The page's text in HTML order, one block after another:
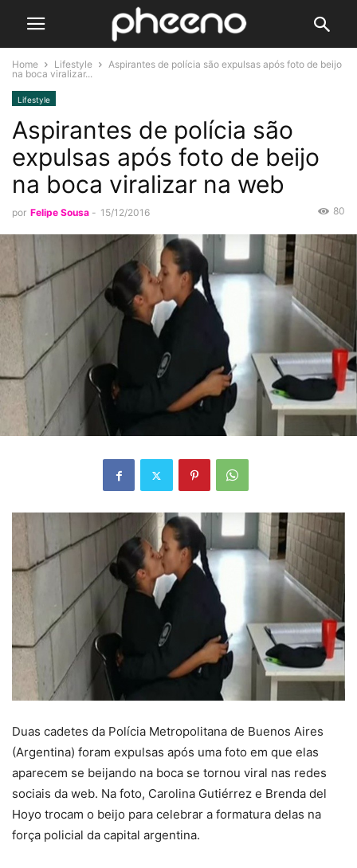
Home Lifestyle
Aspirantes de polícia são expulsas após foto de beijo
na boca viralizar...
Lifestyle
Aspirantes de polícia são
expulsas após foto de beijo
na boca viralizar na web
por Felipe Sousa - 15/12/2016 80
Duas cadetes da Polícia Metropolitana de Buenos Aires
(Argentina) foram expulsas após uma foto em que elas
aparecem se beijando na boca se tornou viral nas redes
sociais da web. Na foto, Carolina Gutiérrez e Brenda del
Hoyo trocam o beijo para celebrar a formatura delas na
força policial da capital argentina.